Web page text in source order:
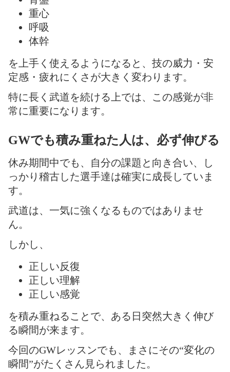
重心
呼吸
体幹
を上手く使えるようになると、技の威力・安
定感・疲れにくさが大きく変わります。
特に長く武道を続ける上では、この感覚が非
常に重要になります。
GWでも積み重ねた人は、必ず伸びる
休み期間中でも、自分の課題と向き合い、し
っかり稽古した選手達は確実に成長していま
す。
武道は、一気に強くなるものではありませ
ん。
しかし、
正しい反復
正しい理解
正しい感覚
を積み重ねることで、ある日突然大きく伸び
る瞬間が来ます。
今回のGWレッスンでも、まさにその“変化の
瞬間”がたくさん見られました。